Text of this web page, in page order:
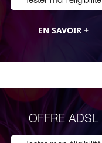
EN SAVOIR +
OFFRE ADSL